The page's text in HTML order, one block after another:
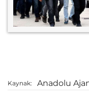
Kaynak: Anadolu